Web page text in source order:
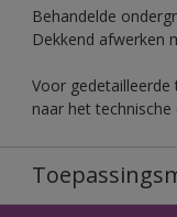
Behandelde
Dekkend afwerken
Voor
naar het